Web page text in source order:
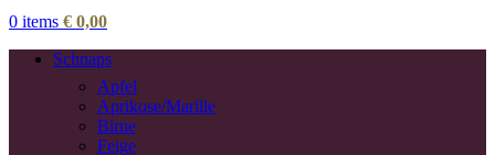
0 items € 0,00
Schnaps
Apfel
Aprikose/Marille
Birne
Feige